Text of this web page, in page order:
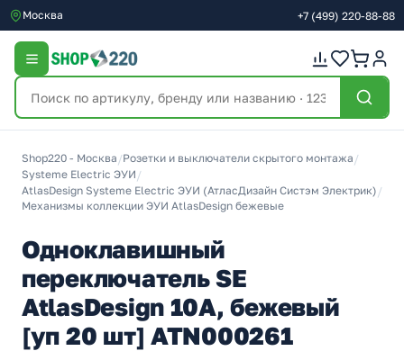
Москва +7 (499) 220-88-88
Shop220 - Москва /Розетки и выключатели скрытого монтажа /
Systeme Electric ЭУИ /
AtlasDesign Systeme Electric ЭУИ (АтласДизайн Систэм Электрик) /
Механизмы коллекции ЭУИ AtlasDesign бежевые
Одноклавишный
переключатель SE
AtlasDesign 10A, бежевый
[уп 20 шт] ATN000261